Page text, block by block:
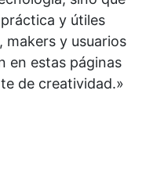
y útiles
makers y usuarios
en estas páginas
de creatividad.»